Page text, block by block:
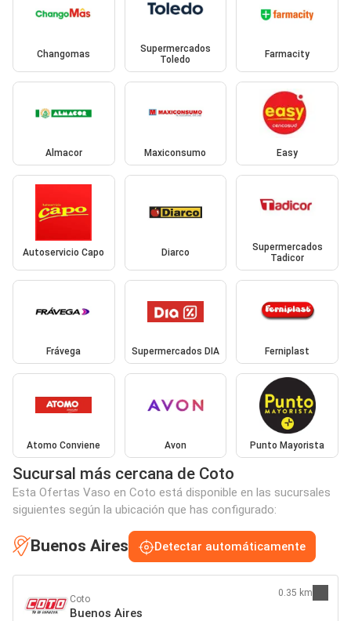
Changomas
Supermercados
Toledo
Farmacity
Almacor Maxiconsumo Easy
Autoservicio Capo Diarco
Supermercados
Tadicor
Frávega Supermercados DIA Ferniplast
Atomo Conviene Avon Punto Mayorista
Sucursal más cercana de Coto
Esta Ofertas Vaso en Coto está disponible en las sucursales
siguientes según la ubicación que has configurado:
Buenos Aires Detectar automáticamente
Coto
Buenos Aires
0.35 km